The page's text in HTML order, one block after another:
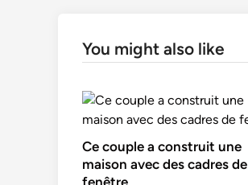
You might also like
Ce couple a construit une
maison avec des cadres de
fenêtre